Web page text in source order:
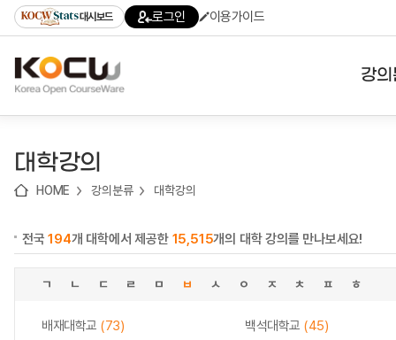
기
기
기
content)
가
대시보드 로그인 이용가이드
강
대학강의
HOME 강의분류 대학강의
전국194개 대학에서 제공한 15,515개의 대학 강의를 만나보세요!
ㄱ ㄴ ㄷ ㄹ ㅁ ㅂ ㅅ ㅇ ㅈ ㅊ ㅍ ㅎ
배재대학교 (73) 백석대학교 (45)